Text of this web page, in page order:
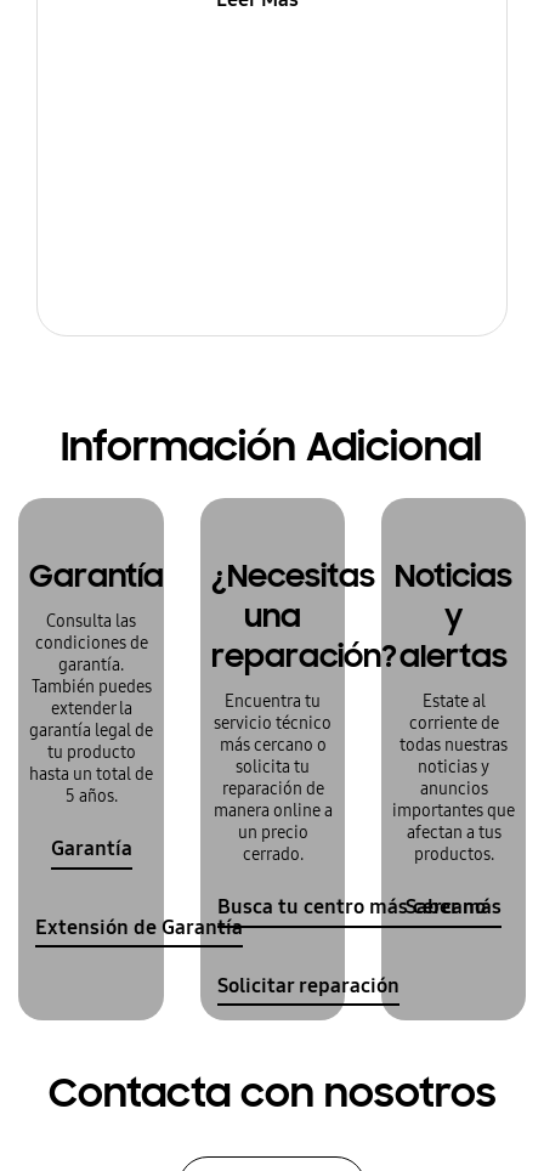
Información Adicional
Garantía
Consulta las
condiciones de
garantía.
También puedes
extender la
garantía legal de
tu producto
hasta un total de
5 años.
Garantía
Extensión de Garantía
¿Necesitas
una
reparación?
Encuentra tu
servicio técnico
más cercano o
solicita tu
reparación de
manera online a
un precio
cerrado.
Busca tu centro más cercano
Solicitar reparación
Noticias
y
alertas
Estate al
corriente de
todas nuestras
noticias y
anuncios
importantes que
afectan a tus
productos.
Saber más
Contacta con nosotros